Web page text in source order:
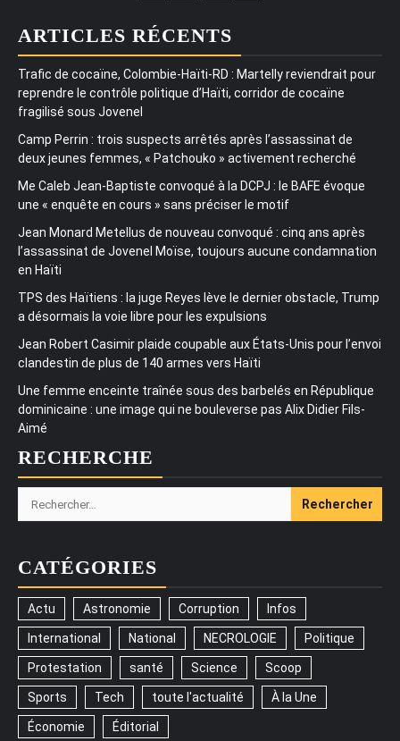
ARTICLES RÉCENTS
Trafic de cocaïne, Colombie-Haïti-RD : Martelly reviendrait pour
reprendre le contrôle politique d’Haïti, corridor de cocaïne
fragilisé sous Jovenel
Camp Perrin : trois suspects arrêtés après l’assassinat de
deux jeunes femmes, « Patchouko » activement recherché
Me Caleb Jean-Baptiste convoqué à la DCPJ : le BAFE évoque
une « enquête en cours » sans préciser le motif
Jean Monard Metellus de nouveau convoqué : cinq ans après
l’assassinat de Jovenel Moïse, toujours aucune condamnation
en Haïti
TPS des Haïtiens : la juge Reyes lève le dernier obstacle, Trump
a désormais la voie libre pour les expulsions
Jean Robert Casimir plaide coupable aux États-Unis pour l’envoi
clandestin de plus de 140 armes vers Haïti
Une femme enceinte traînée sous des barbelés en République
dominicaine : une image qui ne bouleverse pas Alix Didier Fils-
Aimé
RECHERCHE
Rechercher :
CATÉGORIES
Actu Astronomie Corruption Infos
International National NECROLOGIE Politique
Protestation santé Science Scoop
Sports Tech toute l'actualité À la Une
Économie Éditorial